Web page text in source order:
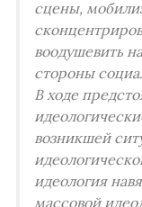
сцены,
воодушевить
стороны
В ходе
возникшей
идеология
массовой